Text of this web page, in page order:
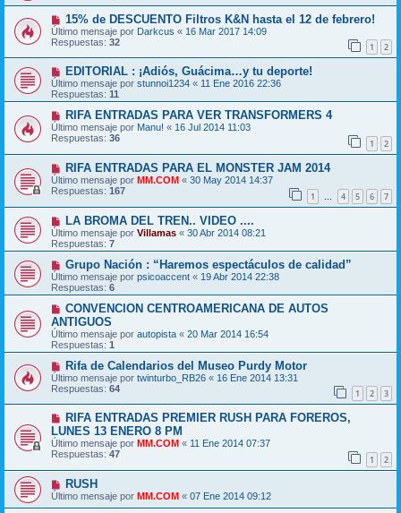
15% de DESCUENTO Filtros K&N hasta el 12 de febrero!
Último mensaje por Darkcus « 16 Mar 2017 14:09
Respuestas: 32 1 2
EDITORIAL : ¡Adiós, Guácima…y tu deporte!
Último mensaje por stunnoi1234 « 11 Ene 2016 22:36
Respuestas: 11
RIFA ENTRADAS PARA VER TRANSFORMERS 4
Último mensaje por Manu! « 16 Jul 2014 11:03
Respuestas: 36 1 2
RIFA ENTRADAS PARA EL MONSTER JAM 2014
Último mensaje por MM.COM « 30 May 2014 14:37
Respuestas: 167 1 … 4 5 6 7
LA BROMA DEL TREN.. VIDEO ....
Último mensaje por Villamas « 30 Abr 2014 08:21
Respuestas: 7
Grupo Nación : “Haremos espectáculos de calidad”
Último mensaje por psicoaccent « 19 Abr 2014 22:38
Respuestas: 6
CONVENCION CENTROAMERICANA DE AUTOS
ANTIGUOS
Último mensaje por autopista « 20 Mar 2014 16:54
Respuestas: 1
Rifa de Calendarios del Museo Purdy Motor
Último mensaje por twinturbo_RB26 « 16 Ene 2014 13:31
Respuestas: 64 1 2 3
RIFA ENTRADAS PREMIER RUSH PARA FOREROS,
LUNES 13 ENERO 8 PM
Último mensaje por MM.COM « 11 Ene 2014 07:37
Respuestas: 47 1 2
RUSH
Último mensaje por MM.COM « 07 Ene 2014 09:12